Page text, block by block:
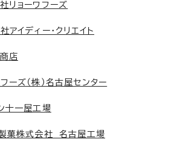
ョーワフーズ
イディー・クリエイト
店
ズ（株）名古屋センター
十一屋工場
菓株式会社 名古屋工場